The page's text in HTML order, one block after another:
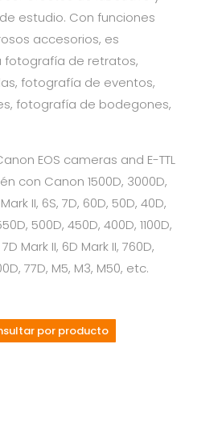
estudio. Con funciones
accesorios, es
fotografía de retratos,
fotografía de eventos,
fotografía de bodegones,
EOS cameras and E-TTL
con Canon 1500D, 3000D,
II, 6S, 7D, 60D, 50D, 40D,
500D, 450D, 400D, 1100D,
Mark II, 6D Mark II, 760D,
77D, M5, M3, M50, etc.
por producto